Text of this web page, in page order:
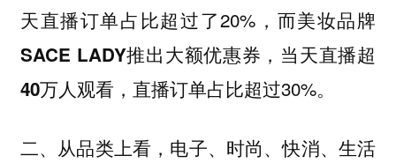
天直播订单占比超过了20%，而美妆品牌
SACE LADY推出大额优惠券， 当天直播超
40万人观看， 直播订单占比超过30%。
二、从品类上看， 电子、时尚、快消、生活